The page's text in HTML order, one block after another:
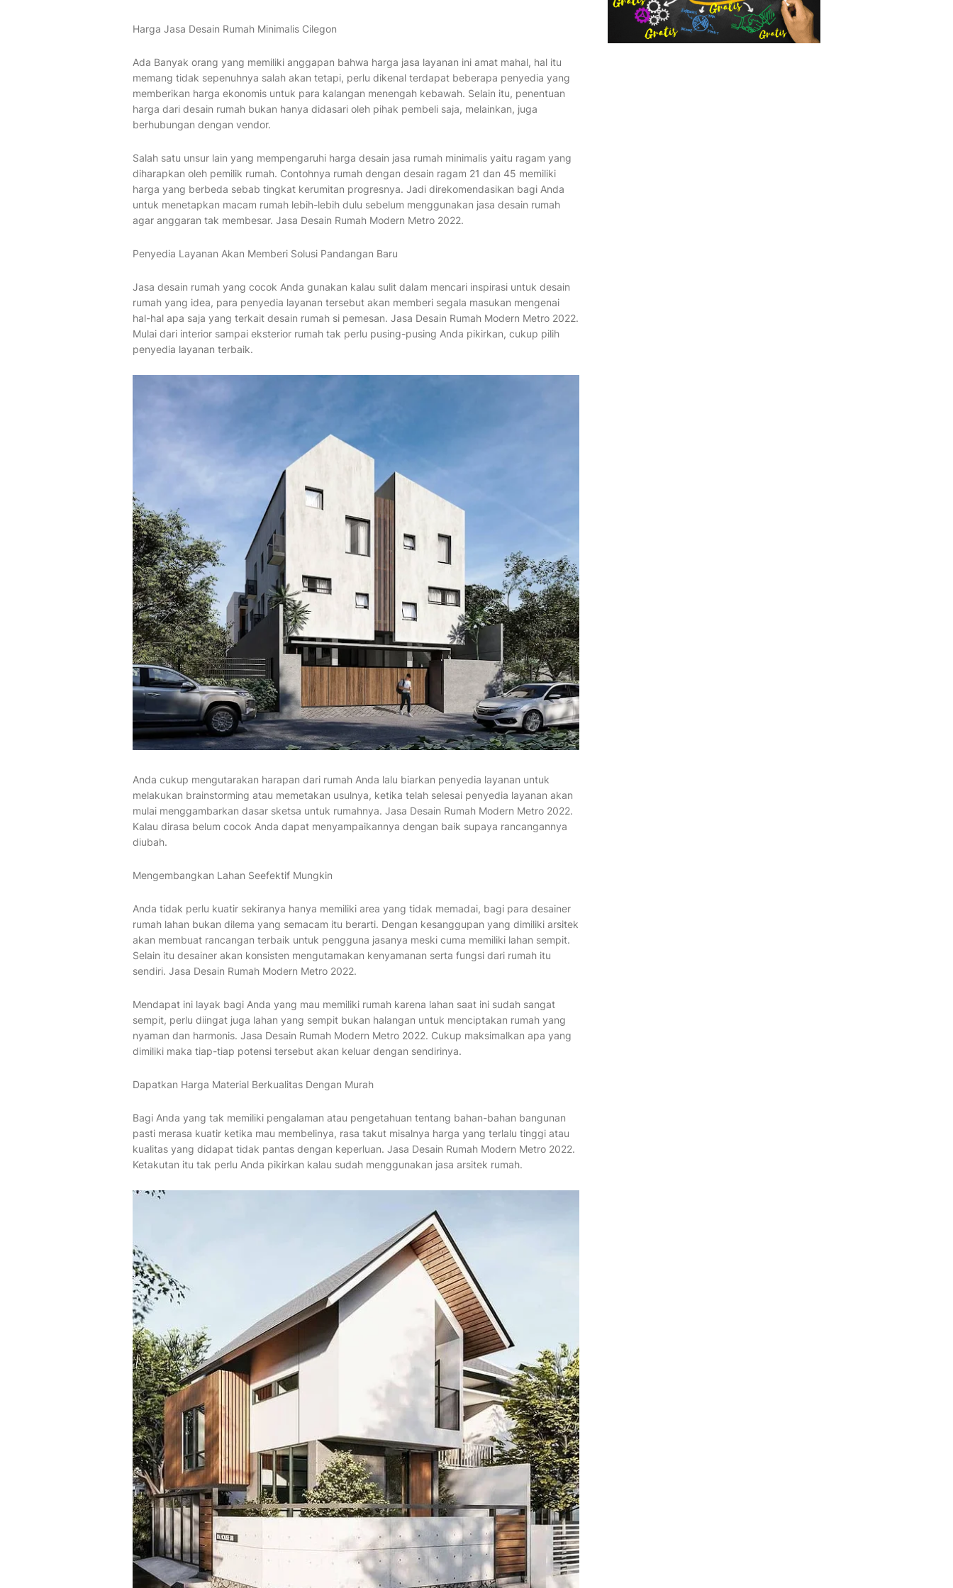
Harga Jasa Desain Rumah Minimalis Cilegon
Ada Banyak orang yang memiliki anggapan bahwa harga jasa layanan ini amat mahal, hal itu
memang tidak sepenuhnya salah akan tetapi, perlu dikenal terdapat beberapa penyedia yang
memberikan harga ekonomis untuk para kalangan menengah kebawah. Selain itu, penentuan
harga dari desain rumah bukan hanya didasari oleh pihak pembeli saja, melainkan, juga
berhubungan dengan vendor.
Salah satu unsur lain yang mempengaruhi harga desain jasa rumah minimalis yaitu ragam yang
diharapkan oleh pemilik rumah. Contohnya rumah dengan desain ragam 21 dan 45 memiliki
harga yang berbeda sebab tingkat kerumitan progresnya. Jadi direkomendasikan bagi Anda
untuk menetapkan macam rumah lebih-lebih dulu sebelum menggunakan jasa desain rumah
agar anggaran tak membesar. Jasa Desain Rumah Modern Metro 2022.
Penyedia Layanan Akan Memberi Solusi Pandangan Baru
Jasa desain rumah yang cocok Anda gunakan kalau sulit dalam mencari inspirasi untuk desain
rumah yang idea, para penyedia layanan tersebut akan memberi segala masukan mengenai
hal-hal apa saja yang terkait desain rumah si pemesan. Jasa Desain Rumah Modern Metro 2022.
Mulai dari interior sampai eksterior rumah tak perlu pusing-pusing Anda pikirkan, cukup pilih
penyedia layanan terbaik.
Anda cukup mengutarakan harapan dari rumah Anda lalu biarkan penyedia layanan untuk
melakukan brainstorming atau memetakan usulnya, ketika telah selesai penyedia layanan akan
mulai menggambarkan dasar sketsa untuk rumahnya. Jasa Desain Rumah Modern Metro 2022.
Kalau dirasa belum cocok Anda dapat menyampaikannya dengan baik supaya rancangannya
diubah.
Mengembangkan Lahan Seefektif Mungkin
Anda tidak perlu kuatir sekiranya hanya memiliki area yang tidak memadai, bagi para desainer
rumah lahan bukan dilema yang semacam itu berarti. Dengan kesanggupan yang dimiliki arsitek
akan membuat rancangan terbaik untuk pengguna jasanya meski cuma memiliki lahan sempit.
Selain itu desainer akan konsisten mengutamakan kenyamanan serta fungsi dari rumah itu
sendiri. Jasa Desain Rumah Modern Metro 2022.
Mendapat ini layak bagi Anda yang mau memiliki rumah karena lahan saat ini sudah sangat
sempit, perlu diingat juga lahan yang sempit bukan halangan untuk menciptakan rumah yang
nyaman dan harmonis. Jasa Desain Rumah Modern Metro 2022. Cukup maksimalkan apa yang
dimiliki maka tiap-tiap potensi tersebut akan keluar dengan sendirinya.
Dapatkan Harga Material Berkualitas Dengan Murah
Bagi Anda yang tak memiliki pengalaman atau pengetahuan tentang bahan-bahan bangunan
pasti merasa kuatir ketika mau membelinya, rasa takut misalnya harga yang terlalu tinggi atau
kualitas yang didapat tidak pantas dengan keperluan. Jasa Desain Rumah Modern Metro 2022.
Ketakutan itu tak perlu Anda pikirkan kalau sudah menggunakan jasa arsitek rumah.